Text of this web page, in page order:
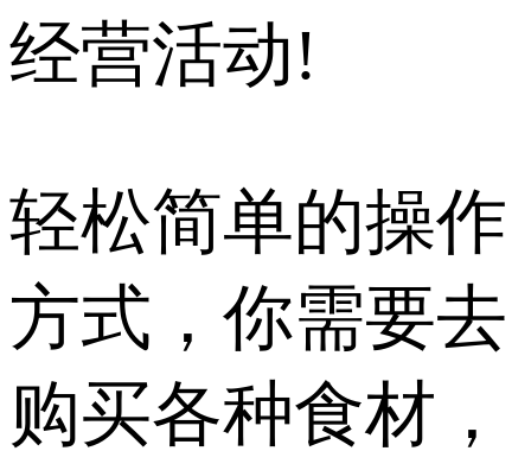
经营活动!
轻松简单的操作
方式，你需要去
购买各种食材，